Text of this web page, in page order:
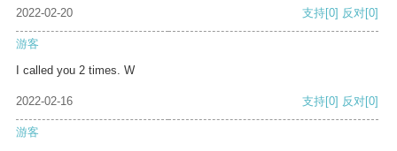
2022-02-20 支持[0] 反对[0]
游客
I called you 2 times. W
2022-02-16 支持[0] 反对[0]
游客